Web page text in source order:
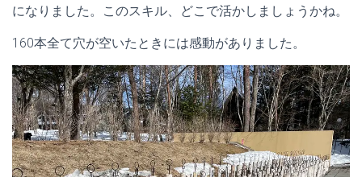
になりました。このスキル、どこで活かしましょうかね。
160本全て穴が空いたときには感動がありました。